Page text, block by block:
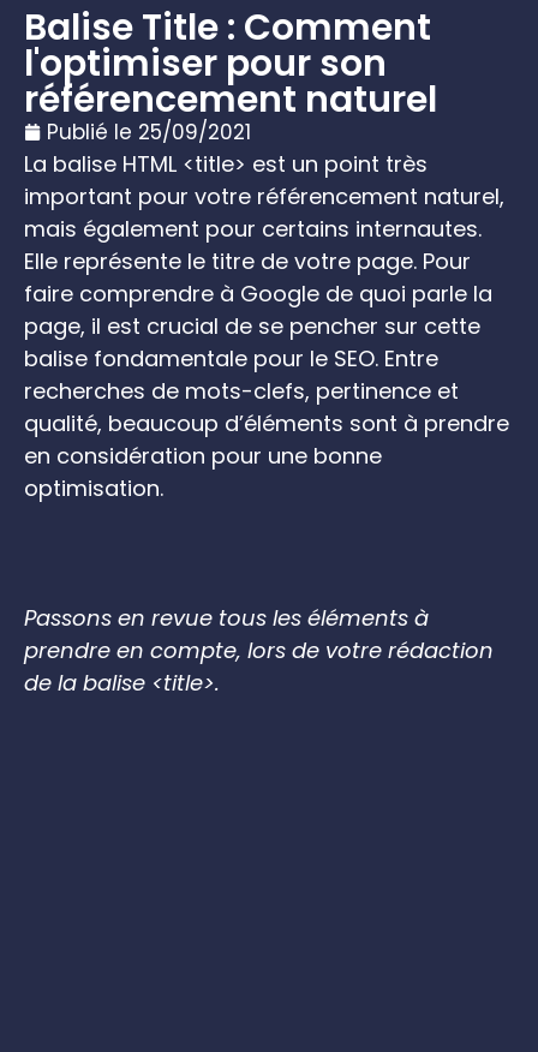
Balise Title : Comment
l'optimiser pour son
référencement naturel
Publié le 25/09/2021
La balise HTML <title> est un point très
important pour votre référencement naturel,
mais également pour certains internautes.
Elle représente le titre de votre page. Pour
faire comprendre à Google de quoi parle la
page, il est crucial de se pencher sur cette
balise fondamentale pour le SEO. Entre
recherches de mots-clefs, pertinence et
qualité, beaucoup d’éléments sont à prendre
en considération pour une bonne
optimisation.
Passons en revue tous les éléments à
prendre en compte, lors de votre rédaction
de la balise <title>.